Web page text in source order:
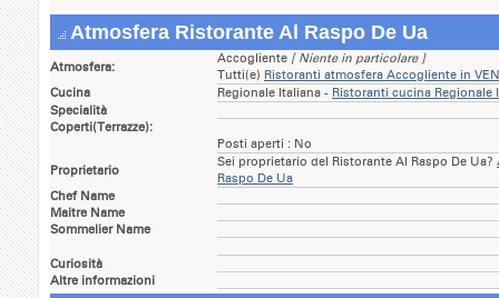
Atmosfera Ristorante Al Raspo De Ua
Atmosfera:
Accogliente [ Niente in particolare ]
Tutti(e) Ristoranti atmosfera Accogliente in
Cucina
Regionale Italiana - Ristoranti cucina Regionale
Specialità
Coperti(Terrazze):
Posti aperti : No
Proprietario
Sei proprietario del Ristorante Al Raspo De Ua?
Raspo De Ua
Chef Name
Maitre Name
Sommelier Name
Curiosità
Altre informazioni